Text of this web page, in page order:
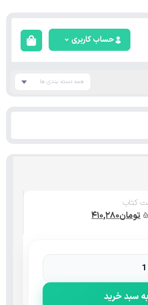
حساب کاربری
همه دسته بندی ها
کتاب
تومان۴۱۰,۲۸۰
سبد خرید